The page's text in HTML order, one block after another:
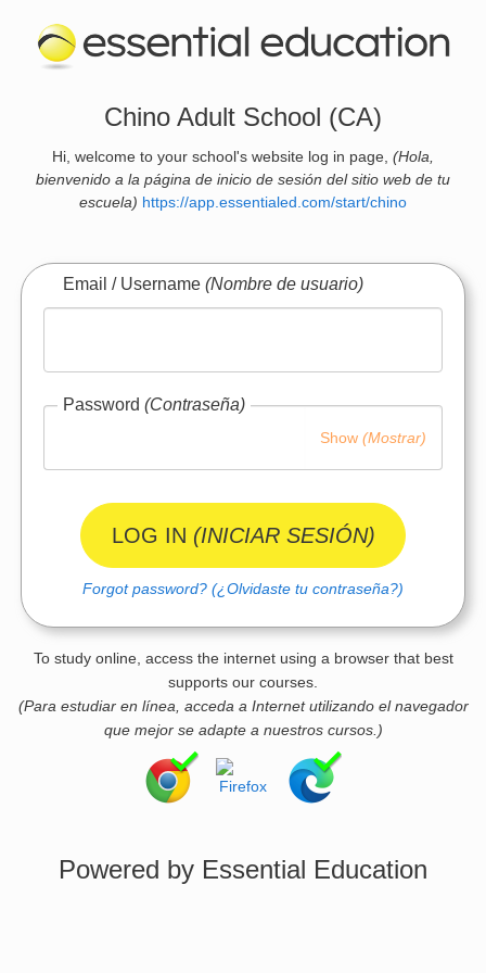
Chino Adult School (CA)
Hi, welcome to your school's website log in page, (Hola,
bienvenido a la página de inicio de sesión del sitio web de tu
escuela) https://app.essentialed.com/start/chino
Email / Username (Nombre de usuario)
Password (Contraseña)
Show (Mostrar)
LOG IN (INICIAR SESIÓN)
Forgot password? (¿Olvidaste tu contraseña?)
To study online, access the internet using a browser that best
supports our courses.
(Para estudiar en línea, acceda a Internet utilizando el navegador
que mejor se adapte a nuestros cursos.)
Powered by Essential Education